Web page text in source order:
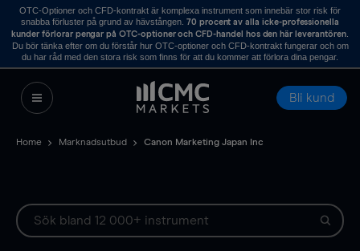
OTC-Optioner och CFD-kontrakt är komplexa instrument som innebär stor risk för
snabba förluster på grund av hävstången. 70 procent av alla icke-professionella
kunder förlorar pengar på OTC-optioner och CFD-handel hos den här leverantören.
Du bör tänka efter om du förstår hur OTC-optioner och CFD-kontrakt fungerar och om
du har råd med den stora risk som finns för att du kommer att förlora dina pengar.
Bli kund
Home Marknadsutbud Canon Marketing Japan Inc